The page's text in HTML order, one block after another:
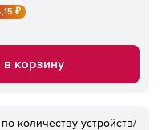
₽
корзину
количеству устройств/